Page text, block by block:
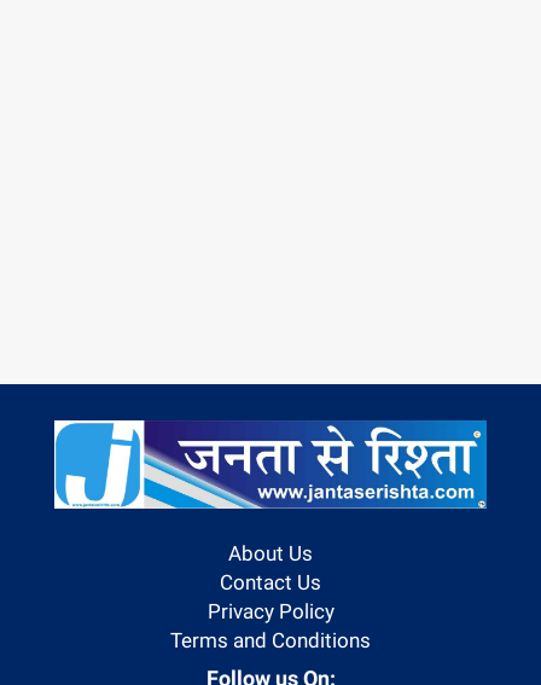
About Us
Contact Us
Privacy Policy
Terms and Conditions
Follow us On: